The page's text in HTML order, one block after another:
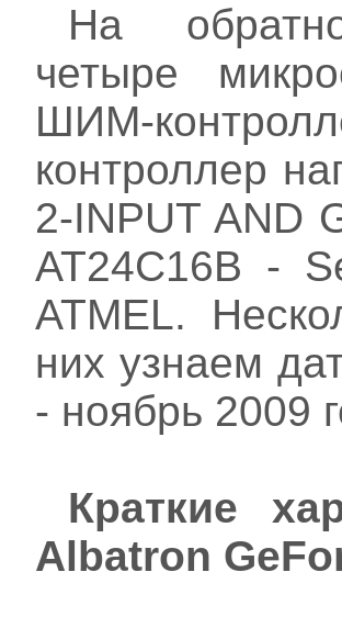
На
четыре
ШИМ-
контроллер
2-INPUT AND
AT24C16B -
ATMEL.
них узнаем
- ноябрь 2009
Краткие
Albatron